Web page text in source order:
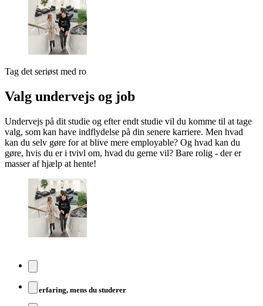
Tag det seriøst med ro
Valg undervejs og job
Undervejs på dit studie og efter endt studie vil du komme til at tage
valg, som kan have indflydelse på din senere karriere. Men hvad
kan du selv gøre for at blive mere employable? Og hvad kan du
gøre, hvis du er i tvivl om, hvad du gerne vil? Bare rolig - der er
masser af hjælp at hente!
Få erfaring, mens du studerer